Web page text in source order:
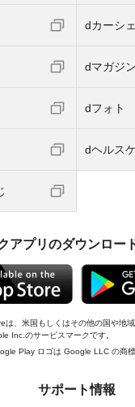
dカーシ
dマガジン
dフォト
dヘルス
アプリのダウンロー
は、米国もしくはその他の国や地
Inc.のサービスマークです。
Play ロゴは Google LLC の商標
サポート情報